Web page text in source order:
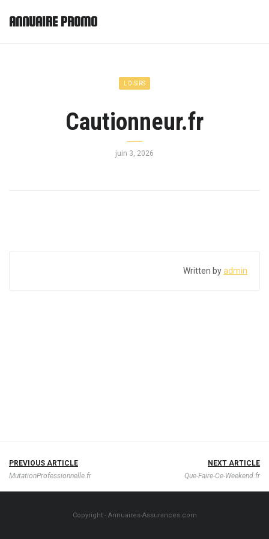
ANNUAIRE PROMO
LOISIRS
Cautionneur.fr
juin 3, 2026
Written byadmin
PREVIOUS ARTICLE
MutationProfessionnelle.fr
NEXT ARTICLE
Que-Faire-Ce-Weekend.fr
Copyright - Annuaires-Assurances.com